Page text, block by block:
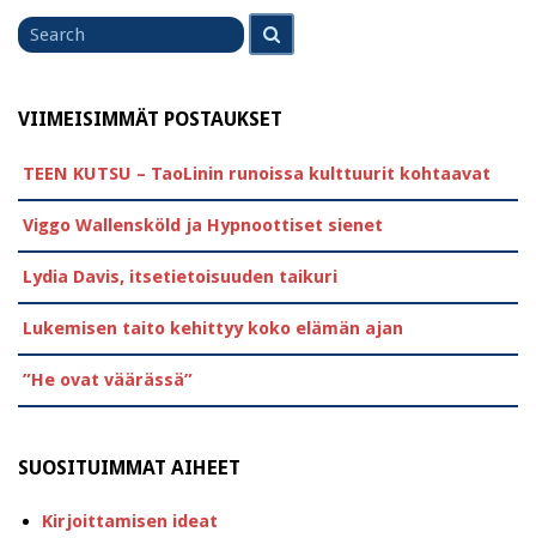
Search
for
VIIMEISIMMÄT POSTAUKSET
TEEN KUTSU – TaoLinin runoissa kulttuurit kohtaavat
Viggo Wallensköld ja Hypnoottiset sienet
Lydia Davis, itsetietoisuuden taikuri
Lukemisen taito kehittyy koko elämän ajan
”He ovat väärässä”
SUOSITUIMMAT AIHEET
Kirjoittamisen ideat